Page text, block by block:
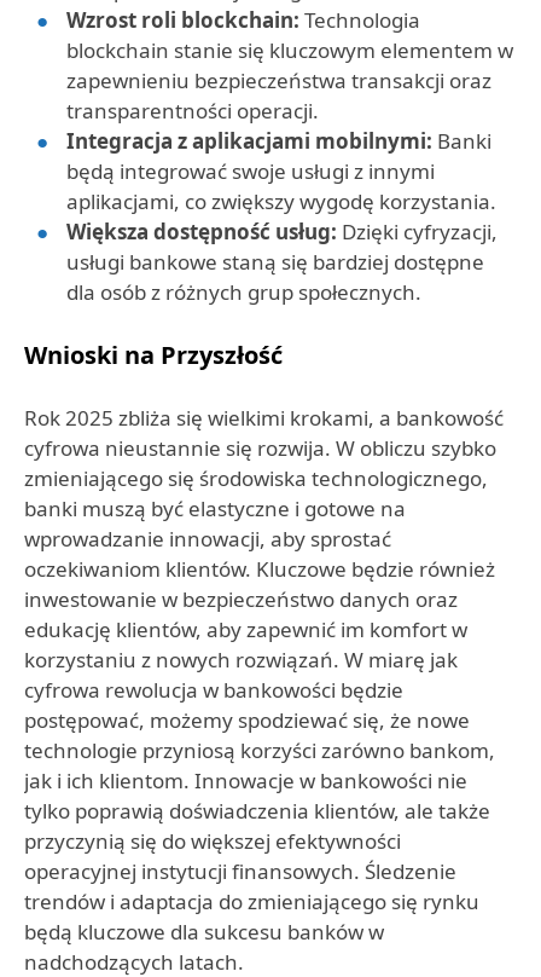
Wzrost roli blockchain: Technologia
blockchain stanie się kluczowym elementem w
zapewnieniu bezpieczeństwa transakcji oraz
transparentności operacji.
Integracja z aplikacjami mobilnymi: Banki
będą integrować swoje usługi z innymi
aplikacjami, co zwiększy wygodę korzystania.
Większa dostępność usług: Dzięki cyfryzacji,
usługi bankowe staną się bardziej dostępne
dla osób z różnych grup społecznych.
Wnioski na Przyszłość
Rok 2025 zbliża się wielkimi krokami, a bankowość
cyfrowa nieustannie się rozwija. W obliczu szybko
zmieniającego się środowiska technologicznego,
banki muszą być elastyczne i gotowe na
wprowadzanie innowacji, aby sprostać
oczekiwaniom klientów. Kluczowe będzie również
inwestowanie w bezpieczeństwo danych oraz
edukację klientów, aby zapewnić im komfort w
korzystaniu z nowych rozwiązań. W miarę jak
cyfrowa rewolucja w bankowości będzie
postępować, możemy spodziewać się, że nowe
technologie przyniosą korzyści zarówno bankom,
jak i ich klientom. Innowacje w bankowości nie
tylko poprawią doświadczenia klientów, ale także
przyczynią się do większej efektywności
operacyjnej instytucji finansowych. Śledzenie
trendów i adaptacja do zmieniającego się rynku
będą kluczowe dla sukcesu banków w
nadchodzących latach.